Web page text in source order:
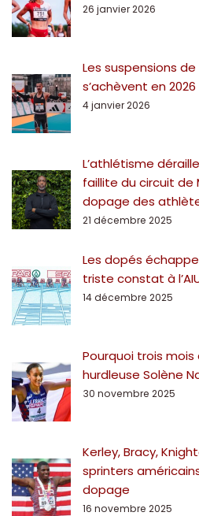
26 janvier 2026
Les suspensions
s’achèvent en 2026
4 janvier 2026
L’athlétisme
faillite du circuit de
dopage des
21 décembre 2025
Les dopés
triste constat à
14 décembre 2025
Pourquoi trois
hurdleuse Solène
30 novembre 2025
Kerley, Bracy,
sprinters
dopage
16 novembre 2025